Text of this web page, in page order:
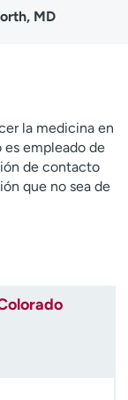
MD
la medicina en
es empleado de
de contacto
que no sea de